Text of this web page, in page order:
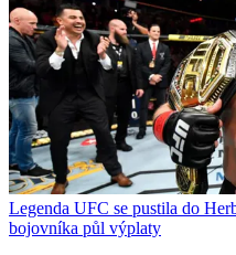
Legenda UFC se pustila do
bojovníka půl výplaty